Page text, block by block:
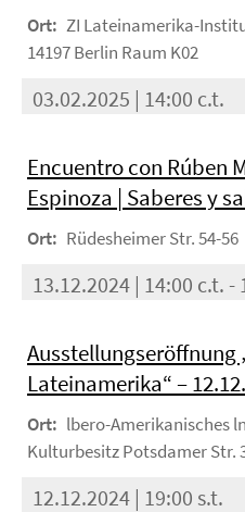
Ort: ZI Lateinamerika-
14197 Berlin Raum K02
03.02.2025 | 14:00 c.t.
Encuentro con Rúben
Espinoza | Saberes y
Ort: Rüdesheimer Str. 54-
13.12.2024 | 14:00 c.t. -
Ausstellungseröffnung
Lateinamerika“ –
Ort: lbero-Amerikanisches
Kulturbesitz Potsdamer Str.
12.12.2024 | 19:00 s.t.